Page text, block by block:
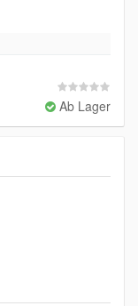
Ab Lager